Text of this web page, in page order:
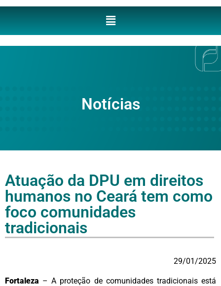
Notícias
Atuação da DPU em direitos
humanos no Ceará tem como
foco comunidades
tradicionais
29/01/2025
Fortaleza – A proteção de comunidades tradicionais está